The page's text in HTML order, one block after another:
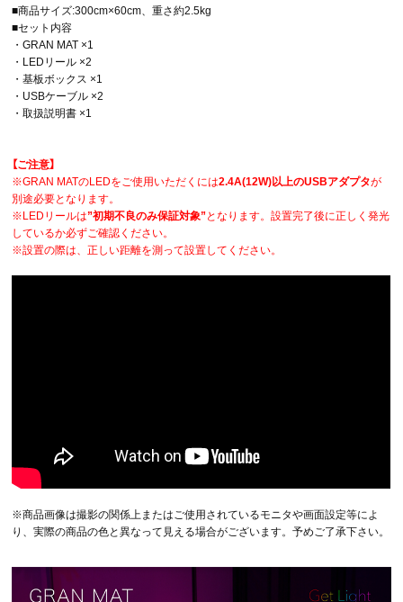
■商品サイズ:300cm×60cm、重さ約2.5kg
■セット内容
・GRAN MAT ×1
・LEDリール ×2
・基板ボックス ×1
・USBケーブル ×2
・取扱説明書 ×1
【ご注意】
※GRAN MATのLEDをご使用いただくには2.4A(12W)以上のUSBアダプタが
別途必要となります。
※LEDリールは”初期不良のみ保証対象”となります。設置完了後に正しく発光
しているか必ずご確認ください。
※設置の際は、正しい距離を測って設置してください。
※商品画像は撮影の関係上またはご使用されているモニタや画面設定等によ
り、実際の商品の色と異なって見える場合がございます。予めご了承下さい。